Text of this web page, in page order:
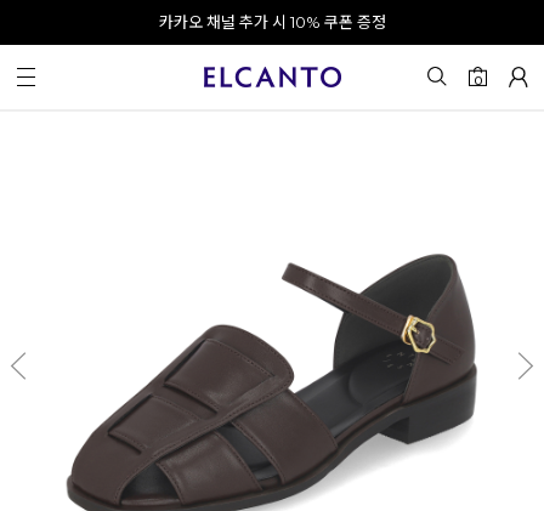
오전 10시 이전 결제 완료 시 오늘 출발!
회원가입 시 최대 20% 쿠폰 지급
카카오 채널 추가 시 10% 쿠폰 증정
0